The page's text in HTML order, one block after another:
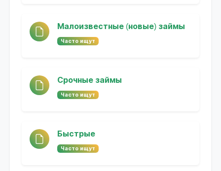
Малоизвестные (новые) займы
Часто ищут
Срочные займы
Часто ищут
Быстрые
Часто ищут